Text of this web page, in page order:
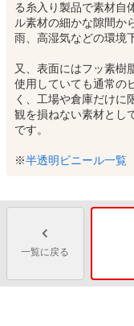
る糸入り製品で素材自
ル素材の細かな隙間か
雨、高湿気などの環境
又、表面にはフッ素樹
使用していても通常の
く、工場や倉庫だけに
観を損ねない素材とし
です。
※半透明ビニール一覧
一覧に戻る